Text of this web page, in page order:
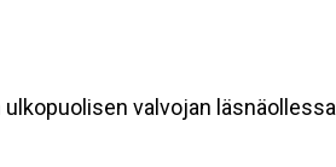
valvojan läsnäollessa